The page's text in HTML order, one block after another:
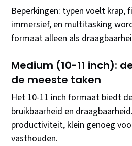
Beperkingen: typen voelt krap,
immersief, en multitasking
formaat alleen als
Medium (10-11 inch):
de meeste taken
Het 10-11 inch formaat biedt
bruikbaarheid en
productiviteit, klein genoeg
vasthouden.